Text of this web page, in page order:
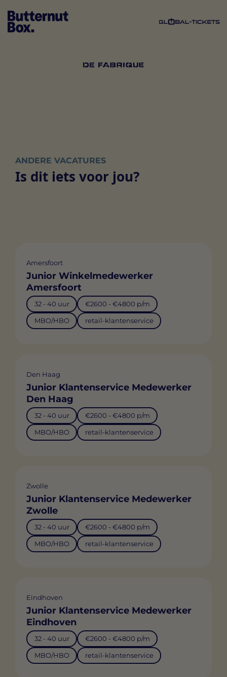
ANDERE VACATURES
Is dit iets voor jou?
Amersfoort
Junior Winkelmedewerker
Amersfoort
32 - 40 uur €2600 - €4800 p/m
MBO/HBO retail-klantenservice
Den Haag
Junior Klantenservice Medewerker
Den Haag
32 - 40 uur €2600 - €4800 p/m
MBO/HBO retail-klantenservice
Zwolle
Junior Klantenservice Medewerker
Zwolle
32 - 40 uur €2600 - €4800 p/m
MBO/HBO retail-klantenservice
Eindhoven
Junior Klantenservice Medewerker
Eindhoven
32 - 40 uur €2600 - €4800 p/m
MBO/HBO retail-klantenservice